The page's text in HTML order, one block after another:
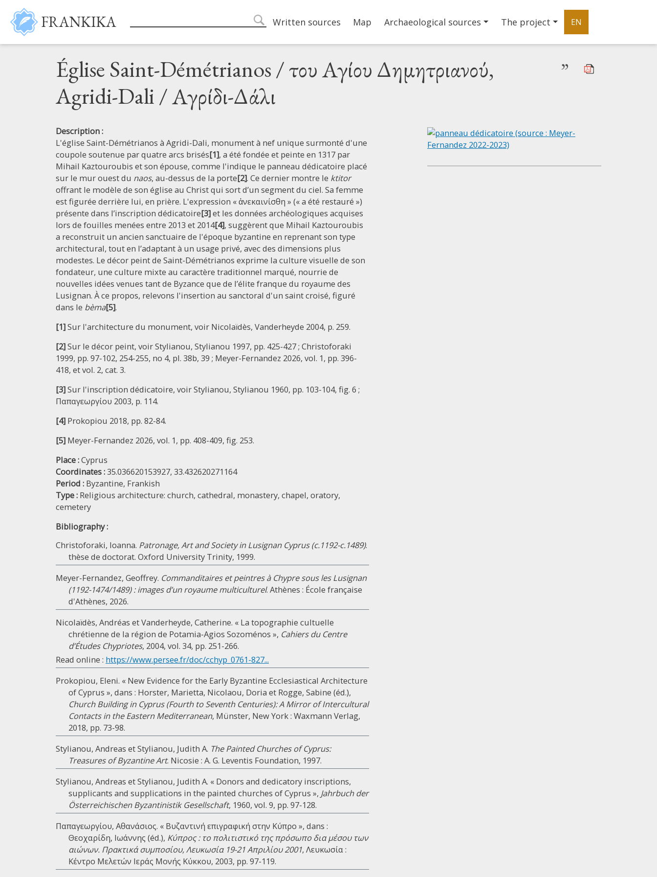
Skip to main content
FRANKIKA search
Main navigation
Written sources Map Archaeological sources The project EN
Église Saint-Démétrianos / του Αγίου Δημητριανού,
Agridi-Dali / Αγρίδι-Δάλι
”
Description :
L'église Saint-Démétrianos à Agridi-Dali, monument à nef unique surmonté d'une
coupole soutenue par quatre arcs brisés[1], a été fondée et peinte en 1317 par
Mihail Kaztouroubis et son épouse, comme l'indique le panneau dédicatoire placé
sur le mur ouest du naos, au-dessus de la porte[2]. Ce dernier montre le ktitor
offrant le modèle de son église au Christ qui sort d’un segment du ciel. Sa femme
est figurée derrière lui, en prière. L'expression « ἀνεκαινίσθη » (« a été restauré »)
présente dans l’inscription dédicatoire[3]et les données archéologiques acquises
lors de fouilles menées entre 2013 et 2014[4], suggèrent que Mihail Kaztouroubis
a reconstruit un ancien sanctuaire de l'époque byzantine en reprenant son type
architectural, tout en l’adaptant à un usage privé, avec des dimensions plus
modestes. Le décor peint de Saint-Démétrianos exprime la culture visuelle de son
fondateur, une culture mixte au caractère traditionnel marqué, nourrie de
nouvelles idées venues tant de Byzance que de l’élite franque du royaume des
Lusignan. À ce propos, relevons l'insertion au sanctoral d'un saint croisé, figuré
dans le bèma[5].
[1]Sur l'architecture du monument, voir Nicolaïdès, Vanderheyde 2004, p. 259.
[2]Sur le décor peint, voir Stylianou, Stylianou 1997, pp. 425-427 ; Christoforaki
1999, pp. 97-102, 254-255, no 4, pl. 38b, 39 ; Meyer-Fernandez 2026, vol. 1, pp. 396-
418, et vol. 2, cat. 3.
[3]Sur l'inscription dédicatoire, voir Stylianou, Stylianou 1960, pp. 103-104, fig. 6 ;
Παπαγεωργίου 2003, p. 114.
[4] Prokopiou 2018, pp. 82-84.
[5] Meyer-Fernandez 2026, vol. 1, pp. 408-409, fig. 253.
Place :Cyprus
Coordinates :35.036620153927, 33.432620271164
Period : Byzantine, Frankish
Type : Religious architecture: church, cathedral, monastery, chapel, oratory,
cemetery
Bibliography :
Christoforaki, Ioanna. Patronage, Art and Society in Lusignan Cyprus (c.1192-c.1489).
thèse de doctorat. Oxford University Trinity, 1999.
Meyer-Fernandez, Geoffrey. Commanditaires et peintres à Chypre sous les Lusignan
(1192-1474/1489) : images d’un royaume multiculturel. Athènes : École française
d'Athènes, 2026.
Nicolaïdès, Andréas et Vanderheyde, Catherine. « La topographie cultuelle
chrétienne de la région de Potamia-Agios Sozoménos », Cahiers du Centre
d’Études Chypriotes, 2004, vol. 34, pp. 251-266.
Read online : https://www.persee.fr/doc/cchyp_0761-827...
Prokopiou, Eleni. « New Evidence for the Early Byzantine Ecclesiastical Architecture
of Cyprus », dans : Horster, Marietta, Nicolaou, Doria et Rogge, Sabine (éd.),
Church Building in Cyprus (Fourth to Seventh Centuries): A Mirror of Intercultural
Contacts in the Eastern Mediterranean, Münster, New York : Waxmann Verlag,
2018, pp. 73-98.
Stylianou, Andreas et Stylianou, Judith A. The Painted Churches of Cyprus:
Treasures of Byzantine Art. Nicosie : A. G. Leventis Foundation, 1997.
Stylianou, Andreas et Stylianou, Judith A. « Donors and dedicatory inscriptions,
supplicants and supplications in the painted churches of Cyprus », Jahrbuch der
Österreichischen Byzantinistik Gesellschaft, 1960, vol. 9, pp. 97-128.
Παπαγεωργίου, Αθανάσιος. « Βυζαντινή επιγραφική στην Κύπρο », dans :
Θεοχαρίδη, Ιωάννης (éd.), Κύπρος : το πολιτιστικό της πρόσωπο δια μέσου των
αιώνων. Πρακτικά συμποσίου, Λευκωσία 19-21 Απριλίου 2001, Λευκωσία :
Κέντρο Μελετών Ιεράς Μονής Κύκκου, 2003, pp. 97-119.
Église Saint-Démétrianos / του Αγίου